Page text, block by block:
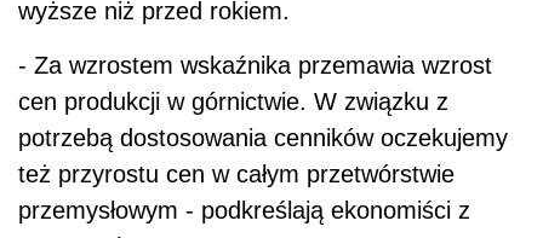
wyższe niż przed rokiem.
- Za wzrostem wskaźnika przemawia wzrost
cen produkcji w górnictwie. W związku z
potrzebą dostosowania cenników oczekujemy
też przyrostu cen w całym przetwórstwie
przemysłowym - podkreślają ekonomiści z